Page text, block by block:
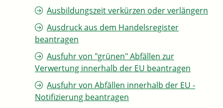
Ausbildungszeit verkürzen oder verlängern
Ausdruck aus dem Handelsregister
beantragen
Ausfuhr von "grünen" Abfällen zur
Verwertung innerhalb der EU beantragen
Ausfuhr von Abfällen innerhalb der EU -
Notifizierung beantragen